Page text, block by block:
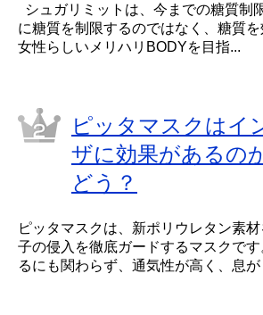
シュガリミットは、今までの糖質制
に糖質を制限するのではなく、糖質を
女性らしいメリハリBODYを目指...
ピッタマスクはイ
ザに効果があるの
どう？
ピッタマスクは、新ポリウレタン素
子の侵入を徹底ガードするマスクで
るにも関わらず、通気性が高く、息